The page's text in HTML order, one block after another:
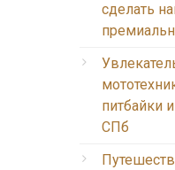
сделать
питбайки
СПб